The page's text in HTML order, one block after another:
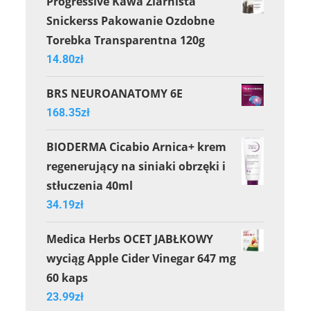
Snickerss Pakowanie Ozdobne
Torebka Transparentna 120g
14.80zł
BRS NEUROANATOMY 6E
168.35zł
BIODERMA Cicabio Arnica+ krem
regenerujący na siniaki obrzęki i
stłuczenia 40ml
34.19zł
Medica Herbs OCET JABŁKOWY
wyciąg Apple Cider Vinegar 647 mg
60 kaps
23.99zł